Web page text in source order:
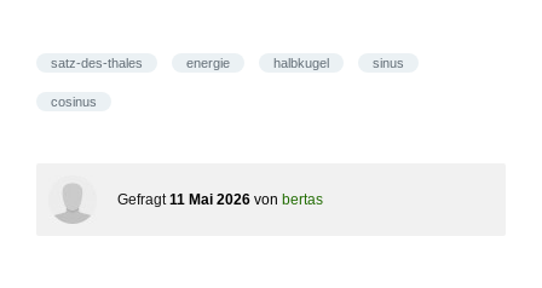
satz-des-thales energie halbkugel sinus
cosinus
Gefragt 11 Mai 2026 von bertas